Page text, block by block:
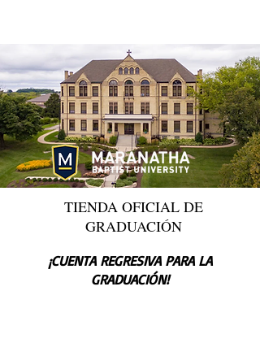
TIENDA OFICIAL DE
GRADUACIÓN
¡CUENTA REGRESIVA PARA LA
GRADUACIÓN!